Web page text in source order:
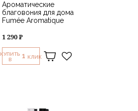
Ароматические
благовония для дома
Fumée Aromatique
1 290 ₽
КУПИТЬ
В
1 КЛИК